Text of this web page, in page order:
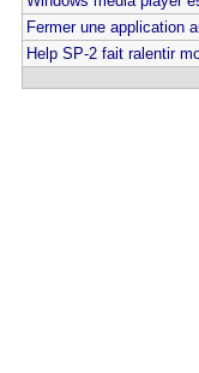
Fermer une application
Help SP-2 fait ralentir